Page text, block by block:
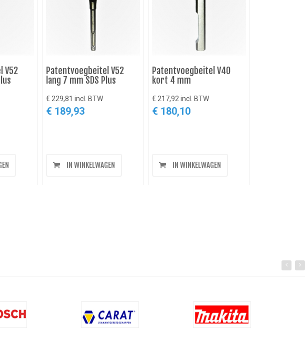
V52
Patentvoegbeitel V52
lang 7 mm SDS Plus
€ 229,81 incl. BTW
€ 189,93
IN WINKELWAGEN
Patentvoegbeitel V40
kort 4 mm
€ 217,92 incl. BTW
€ 180,10
IN WINKELWAGEN